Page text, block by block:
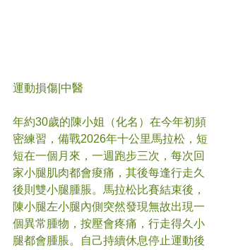
運動損傷 |中醫
年約30歲的陳小姐（化名）在今年初頻
密練習，備戰2026年十公里馬拉松，短
短在一個月來，一週跑步三次，每次回
家小腿肌肉都會痠痛，其後每逢行走久
後則雙小腿腫脹。馬拉松比賽結束後，
陳小腿左小腿內側突然發現無故出現一
個異常腫物，按壓會疼痛，行走得久小
腿都會腫脹。自己持續休息停止運動後